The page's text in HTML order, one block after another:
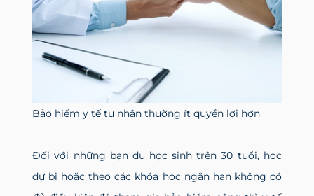
Bảo hiểm y tế tư nhân thường ít quyền lợi hơn
Đối với những bạn du học sinh trên 30 tuổi, học
dự bị hoặc theo các khóa học ngắn hạn không có